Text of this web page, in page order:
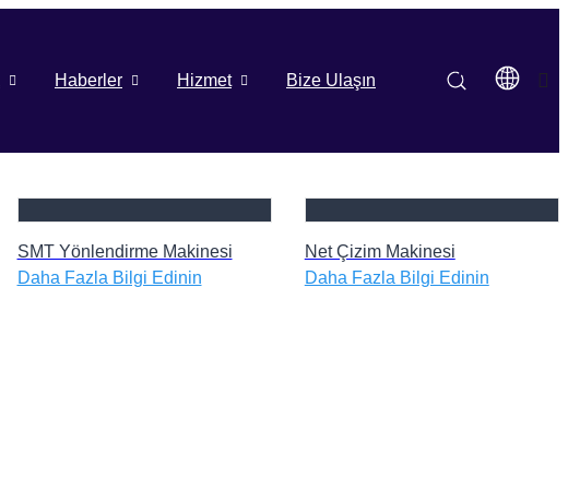
Haberler Hizmet Bize Ulaşın
SMT Yönlendirme Makinesi
Daha Fazla Bilgi Edinin
Net Çizim Makinesi
Daha Fazla Bilgi Edinin